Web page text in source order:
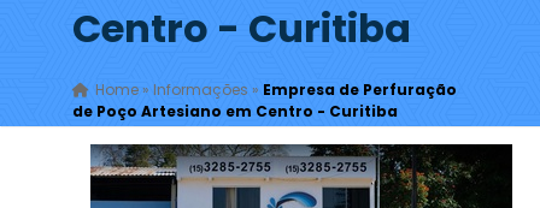
Centro - Curitiba
Home» Informações » Empresa de Perfuração
de Poço Artesiano em Centro - Curitiba